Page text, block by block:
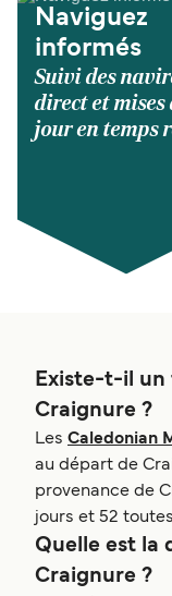
Naviguez
informés
Suivi des
direct et mises
jour en temps
Existe-t-il un
Craignure ?
Les Caledonian
au départ de
provenance de
jours et 52
Quelle est la
Craignure ?